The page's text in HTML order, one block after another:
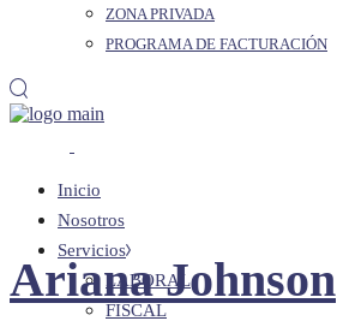
ZONA PRIVADA
PROGRAMA DE FACTURACIÓN
Inicio
Nosotros
Servicios
LABORAL
FISCAL
Ariana Johnson